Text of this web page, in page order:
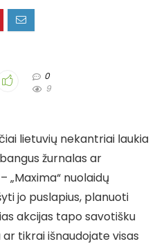
0
9
lietuvių nekantriai laukia
žurnalas ar
„Maxima“ nuolaidų
jo puslapius, planuoti
akcijas tapo savotišku
tikrai išnaudojate visas